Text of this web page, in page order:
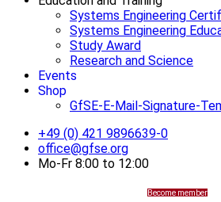
Systems Engineering
Systems Engineering
Study Award
Research and Science
Events
Shop
GfSE-E-Mail-Signature-
+49 (0) 421 9896639-0
office@gfse.org
Mo-Fr 8:00 to 12:00
Become member